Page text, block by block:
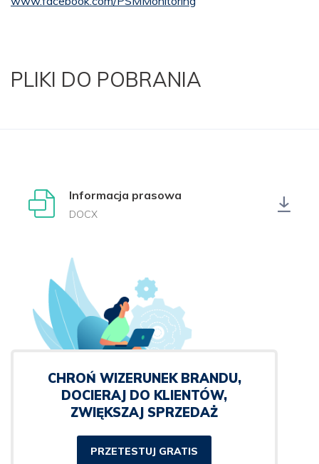
PLIKI DO POBRANIA
Informacja prasowa
DOCX
CHROŃ WIZERUNEK BRANDU,
DOCIERAJ DO KLIENTÓW,
ZWIĘKSZAJ SPRZEDAŻ
PRZETESTUJ GRATIS